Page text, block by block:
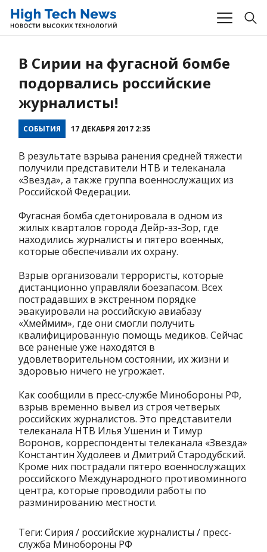
В Сирии на фугасной бомбе
подорвались российские
журналисты!
СОБЫТИЯ 17 ДЕКАБРЯ 2017 2:35
В результате взрыва ранения средней тяжести
получили представители НТВ и телеканала
«Звезда», а также группа военнослужащих из
Российской Федерации.
Фугасная бомба сдетонировала в одном из
жилых кварталов города Дейр-эз-Зор, где
находились журналисты и пятеро военных,
которые обеспечивали их охрану.
Взрыв организовали террористы, которые
дистанционно управляли боезапасом. Всех
пострадавших в экстренном порядке
эвакуировали на российскую авиабазу
«Хмеймим», где они смогли получить
квалифицированную помощь медиков. Сейчас
все раненые уже находятся в
удовлетворительном состоянии, их жизни и
здоровью ничего не угрожает.
Как сообщили в пресс-службе Минобороны РФ,
взрыв временно вывел из строя четверых
российских журналистов. Это представители
телеканала НТВ Илья Ушенин и Тимур
Воронов, корреспонденты телеканала «Звезда»
Константин Худолеев и Дмитрий Стародубский.
Кроме них пострадали пятеро военнослужащих
российского Международного противоминного
центра, которые проводили работы по
разминированию местности.
Теги: Сирия / российские журналисты / пресс-
служба Минобороны РФ